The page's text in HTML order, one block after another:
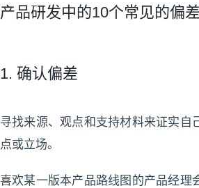
产品研发中的10个常见的偏差
1. 确认偏差
寻找来源、观点和支持材料来证实自
点或立场。
喜欢某一版本产品路线图的产品经理